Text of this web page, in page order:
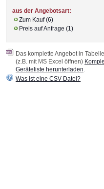
aus der Angebotsart:
Zum Kauf (6)
Preis auf Anfrage (1)
Das komplette Angebot in
(z.B. mit MS Excel öffnen)
Geräteliste herunterladen
Was ist eine CSV-Datei?